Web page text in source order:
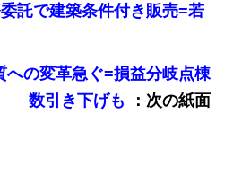
託で建築条件付き販売=若
の変革急ぐ=損益分岐点棟
数引き下げも
：次の紙面